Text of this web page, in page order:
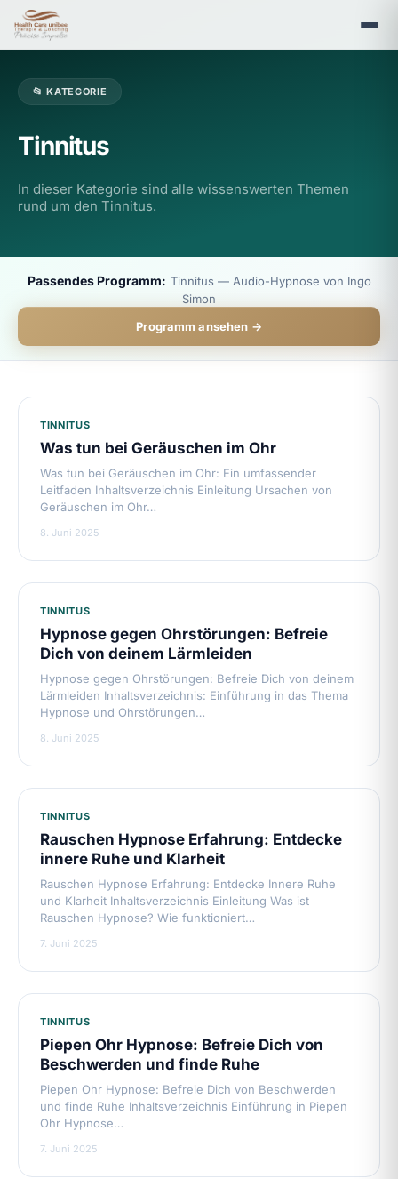
📂 KATEGORIE
Tinnitus
In dieser Kategorie sind alle wissenswerten Themen
rund um den Tinnitus.
Passendes Programm: Tinnitus — Audio-Hypnose von Ingo
Simon
Programm ansehen →
TINNITUS
Was tun bei Geräuschen im Ohr
Was tun bei Geräuschen im Ohr: Ein umfassender
Leitfaden Inhaltsverzeichnis Einleitung Ursachen von
Geräuschen im Ohr…
8. Juni 2025
TINNITUS
Hypnose gegen Ohrstörungen: Befreie
Dich von deinem Lärmleiden
Hypnose gegen Ohrstörungen: Befreie Dich von deinem
Lärmleiden Inhaltsverzeichnis: Einführung in das Thema
Hypnose und Ohrstörungen…
8. Juni 2025
TINNITUS
Rauschen Hypnose Erfahrung: Entdecke
innere Ruhe und Klarheit
Rauschen Hypnose Erfahrung: Entdecke Innere Ruhe
und Klarheit Inhaltsverzeichnis Einleitung Was ist
Rauschen Hypnose? Wie funktioniert…
7. Juni 2025
TINNITUS
Piepen Ohr Hypnose: Befreie Dich von
Beschwerden und finde Ruhe
Piepen Ohr Hypnose: Befreie Dich von Beschwerden
und finde Ruhe Inhaltsverzeichnis Einführung in Piepen
Ohr Hypnose…
7. Juni 2025